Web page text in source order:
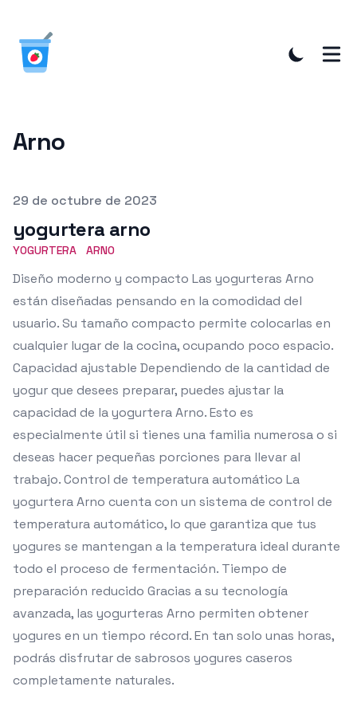
Arno
Published on
29 de octubre de 2023
yogurtera arno
YOGURTERA ARNO
Diseño moderno y compacto Las yogurteras Arno
están diseñadas pensando en la comodidad del
usuario. Su tamaño compacto permite colocarlas en
cualquier lugar de la cocina, ocupando poco espacio.
Capacidad ajustable Dependiendo de la cantidad de
yogur que desees preparar, puedes ajustar la
capacidad de la yogurtera Arno. Esto es
especialmente útil si tienes una familia numerosa o si
deseas hacer pequeñas porciones para llevar al
trabajo. Control de temperatura automático La
yogurtera Arno cuenta con un sistema de control de
temperatura automático, lo que garantiza que tus
yogures se mantengan a la temperatura ideal durante
todo el proceso de fermentación. Tiempo de
preparación reducido Gracias a su tecnología
avanzada, las yogurteras Arno permiten obtener
yogures en un tiempo récord. En tan solo unas horas,
podrás disfrutar de sabrosos yogures caseros
completamente naturales.